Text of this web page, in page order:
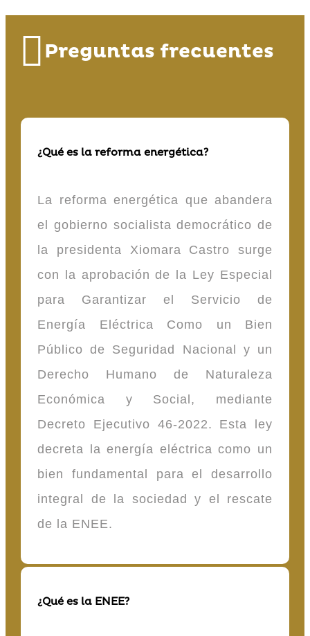
Preguntas frecuentes
¿Qué es la reforma energética?
La reforma energética que abandera
el gobierno socialista democrático de
la presidenta Xiomara Castro surge
con la aprobación de la Ley Especial
para Garantizar el Servicio de
Energía Eléctrica Como un Bien
Público de Seguridad Nacional y un
Derecho Humano de Naturaleza
Económica y Social, mediante
Decreto Ejecutivo 46-2022. Esta ley
decreta la energía eléctrica como un
bien fundamental para el desarrollo
integral de la sociedad y el rescate
de la ENEE.
¿Qué es la ENEE?